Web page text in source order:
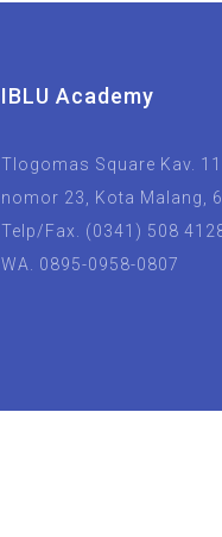
IBLU Academy
Tlogomas Square Kav.
nomor 23, Kota Malang,
Telp/Fax. (0341) 508
WA. 0895-0958-0807